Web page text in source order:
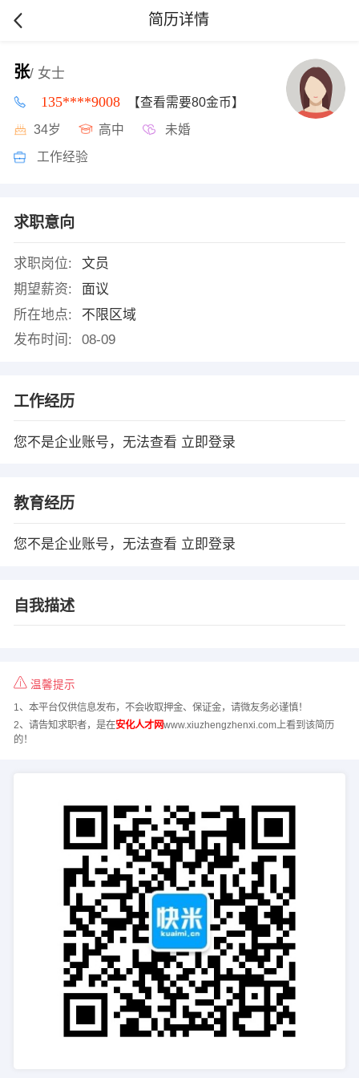
简历详情
张/ 女士
135****9008 【查看需要80金币】
34岁 高中 未婚
工作经验
求职意向
求职岗位:
文员
期望薪资:
面议
所在地点:
不限区域
发布时间:
08-09
工作经历
您不是企业账号，无法查看 立即登录
教育经历
您不是企业账号，无法查看 立即登录
自我描述
温馨提示
1、本平台仅供信息发布，不会收取押金、保证金，请微友务必谨慎！
2、请告知求职者，是在安化人才网www.xiuzhengzhenxi.com上看到该简历
的！